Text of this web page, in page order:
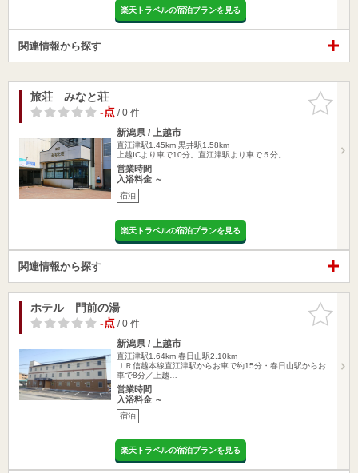
楽天トラベルの宿泊プランを見る
関連情報から探す
お気に入
りに追加
旅荘 みなと荘
-点/ 0 件
新潟県 / 上越市
直江津駅1.45km 黒井駅1.58km
上越ICより車で10分。直江津駅より車で５分。
営業時間
入浴料金 ～
宿泊
楽天トラベルの宿泊プランを見る
関連情報から探す
お気に入
りに追加
ホテル 門前の湯
-点/ 0 件
新潟県 / 上越市
直江津駅1.64km 春日山駅2.10km
ＪＲ信越本線直江津駅からお車で約15分・春日山駅からお
車で8分／上越…
営業時間
入浴料金 ～
宿泊
楽天トラベルの宿泊プランを見る